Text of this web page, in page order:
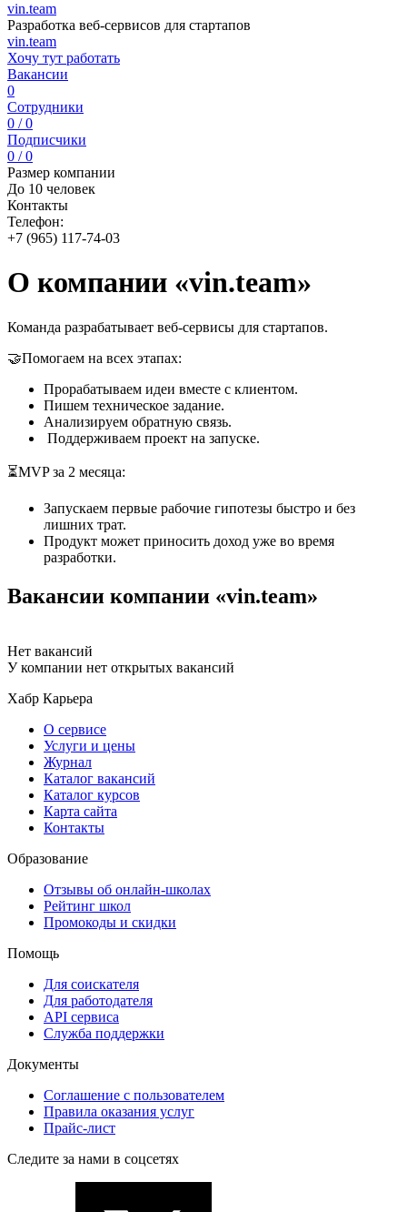
vin.team
Разработка веб-сервисов для стартапов
vin.team
Хочу тут работать
Вакансии
0
Сотрудники
0 / 0
Подписчики
0 / 0
Размер компании
До 10 человек
Контакты
Телефон:
+7 (965) 117-74-03
О компании «vin.team»
Команда разрабатывает веб-сервисы для стартапов.
🤝Помогаем на всех этапах:
Прорабатываем идеи вместе с клиентом.
Пишем техническое задание.
Анализируем обратную связь.
Поддерживаем проект на запуске.
⏳MVP за 2 месяца:
Запускаем первые рабочие гипотезы быстро и без
лишних трат.
Продукт может приносить доход уже во время
разработки.
Вакансии компании «vin.team»
Нет вакансий
У компании нет открытых вакансий
Хабр Карьера
О сервисе
Услуги и цены
Журнал
Каталог вакансий
Каталог курсов
Карта сайта
Контакты
Образование
Отзывы об онлайн-школах
Рейтинг школ
Промокоды и скидки
Помощь
Для соискателя
Для работодателя
API сервиса
Служба поддержки
Документы
Соглашение с пользователем
Правила оказания услуг
Прайс-лист
Следите за нами в соцсетях